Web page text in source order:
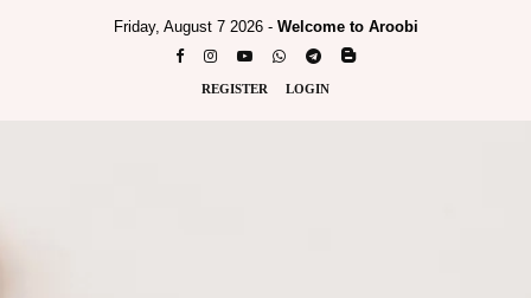
Friday, August 7 2026 - Welcome to Aroobi
REGISTER LOGIN